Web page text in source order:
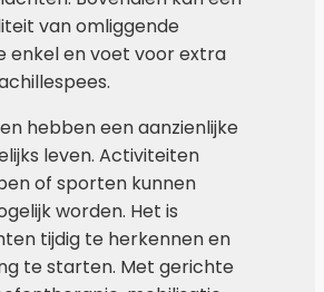
van omliggende
enkel en voet voor extra
hebben een aanzienlijke
leven. Activiteiten
of sporten kunnen
worden. Het is
tijdig te herkennen en
te starten. Met gerichte